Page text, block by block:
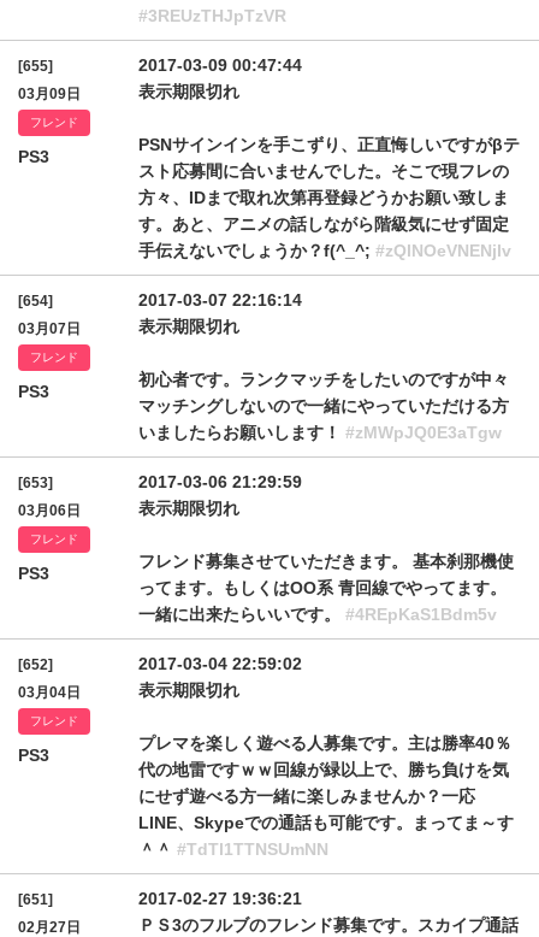
#3REUzTHJpTzVR
[655]
03月09日
フレンド
PS3
2017-03-09 00:47:44
表示期限切れ
PSNサインインを手こずり、正直悔しいですがβテ
スト応募間に合いませんでした。そこで現フレの
方々、IDまで取れ次第再登録どうかお願い致しま
す。あと、アニメの話しながら階級気にせず固定
手伝えないでしょうか？f(^_^; #zQlNOeVNENjlv
[654]
03月07日
フレンド
PS3
2017-03-07 22:16:14
表示期限切れ
初心者です。ランクマッチをしたいのですが中々
マッチングしないので一緒にやっていただける方
いましたらお願いします！ #zMWpJQ0E3aTgw
[653]
03月06日
フレンド
PS3
2017-03-06 21:29:59
表示期限切れ
フレンド募集させていただきます。 基本刹那機使
ってます。もしくはOO系 青回線でやってます。
一緒に出来たらいいです。 #4REpKaS1Bdm5v
[652]
03月04日
フレンド
PS3
2017-03-04 22:59:02
表示期限切れ
プレマを楽しく遊べる人募集です。主は勝率40％
代の地雷ですｗｗ回線が緑以上で、勝ち負けを気
にせず遊べる方一緒に楽しみませんか？一応
LINE、Skypeでの通話も可能です。まってま～す
＾＾ #TdTl1TTNSUmNN
[651]
02月27日
2017-02-27 19:36:21
ＰＳ3のフルブのフレンド募集です。スカイプ通話